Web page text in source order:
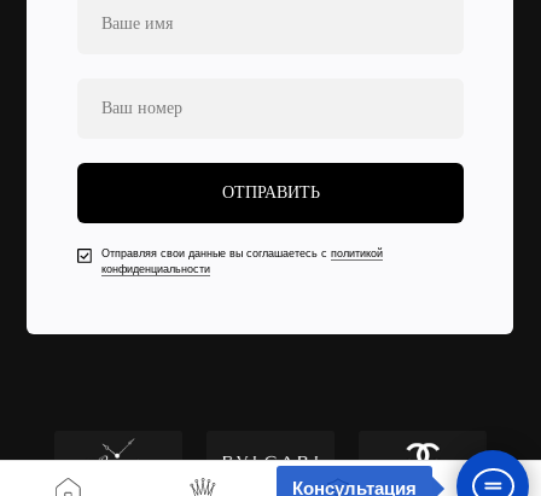
ОТПРАВИТЬ
Отправляя свои данные вы соглашаетесь с политикой
конфиденциальности
Консультация